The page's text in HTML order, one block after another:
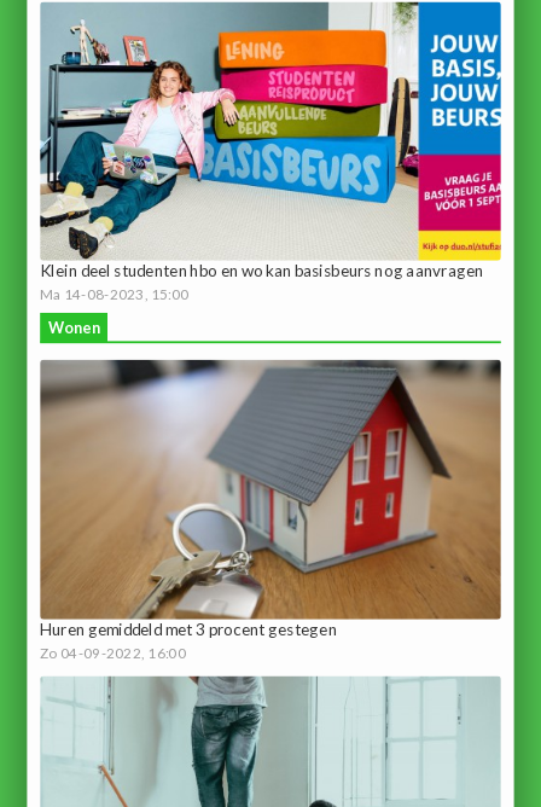
Klein deel studenten hbo en wo kan basisbeurs nog aanvragen
Ma 14-08-2023, 15:00
Wonen
Huren gemiddeld met 3 procent gestegen
Zo 04-09-2022, 16:00